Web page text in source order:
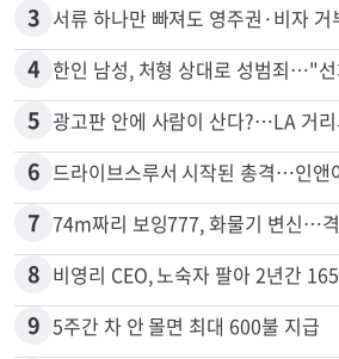
3
4
5 광고판 안에 사람이 산다?…LA 거
6 드라이브스루서 시작된 총격…인앤
7
8 비영리 CEO, 노숙자 팔아 2년간
9 5주간 차 안 몰면 최대 600불 지급